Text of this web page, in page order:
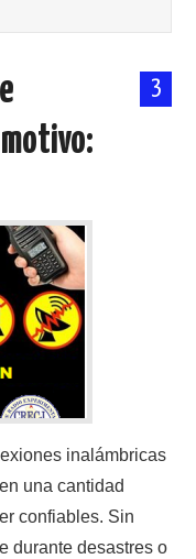
3
inalámbricas
una cantidad
confiables. Sin
durante desastres o